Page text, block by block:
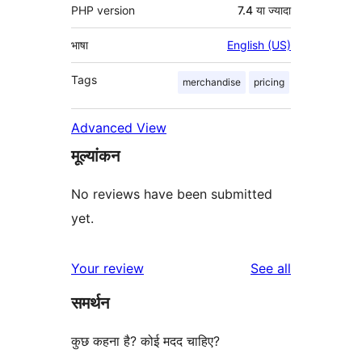
PHP version 7.4 या ज्यादा
भाषा English (US)
Tags merchandise pricing
Advanced View
मूल्यांकन
No reviews have been submitted
yet.
Your review See all
समर्थन
कुछ कहना है? कोई मदद चाहिए?